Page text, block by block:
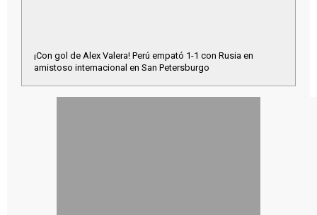
¡Con gol de Alex Valera! Perú empató 1-1 con Rusia en
amistoso internacional en San Petersburgo